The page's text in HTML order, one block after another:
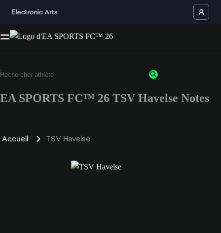
EA SPORTS FC™ 26 TSV Havelse Notes
Accueil TSV Havelse